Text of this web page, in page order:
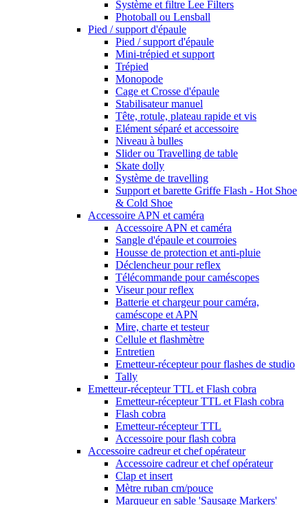
Système et filtre Lee Filters
Photoball ou Lensball
Pied / support d'épaule
Pied / support d'épaule
Mini-trépied et support
Trépied
Monopode
Cage et Crosse d'épaule
Stabilisateur manuel
Tête, rotule, plateau rapide et vis
Elément séparé et accessoire
Niveau à bulles
Slider ou Travelling de table
Skate dolly
Système de travelling
Support et barette Griffe Flash - Hot Shoe
& Cold Shoe
Accessoire APN et caméra
Accessoire APN et caméra
Sangle d'épaule et courroies
Housse de protection et anti-pluie
Déclencheur pour reflex
Télécommande pour caméscopes
Viseur pour reflex
Batterie et chargeur pour caméra,
caméscope et APN
Mire, charte et testeur
Cellule et flashmètre
Entretien
Emetteur-récepteur pour flashes de studio
Tally
Emetteur-récepteur TTL et Flash cobra
Emetteur-récepteur TTL et Flash cobra
Flash cobra
Emetteur-récepteur TTL
Accessoire pour flash cobra
Accessoire cadreur et chef opérateur
Accessoire cadreur et chef opérateur
Clap et insert
Mètre ruban cm/pouce
Marqueur en sable 'Sausage Markers'